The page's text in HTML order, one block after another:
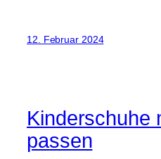
12. Februar 2024
Kinderschuhe
passen